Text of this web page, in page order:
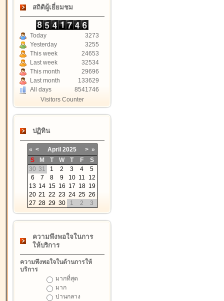
สถิติผู้เยี่ยมชม
Today
3273
Yesterday
3255
This week
24653
Last week
32534
This month
29696
Last month
133629
All days
8541746
Visitors Counter
ปฏิทิน
« < April 2025 > »
S
M T W T F
S
30 31 1 2 3 4
5
6
7 8 9 10 11
12
13 14 15 16 17 18 19
20 21 22 23 24 25 26
27 28 29 30 1 2 3
ความพึงพอใจในการ
ให้บริการ
ความพึงพอใจในด้านการให้
บริการ
มากที่สุด
มาก
ปานกลาง